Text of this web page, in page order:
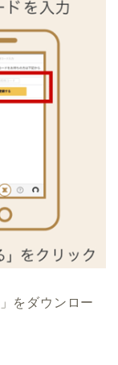
」をダウンロー